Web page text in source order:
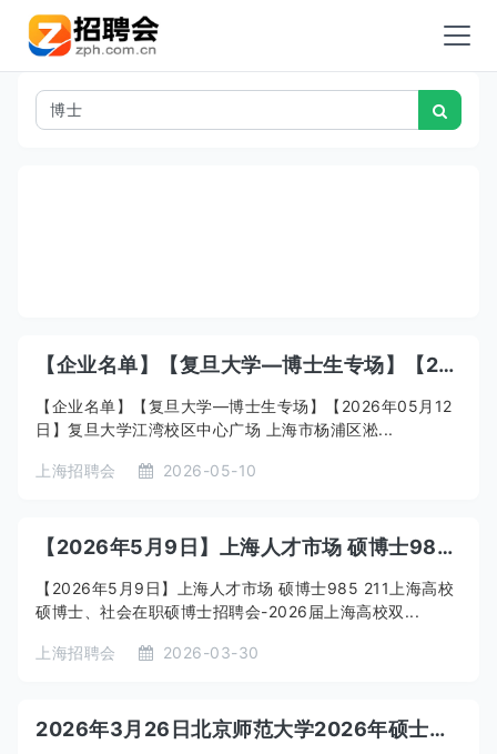
【企业名单】【复旦大学—博士生专场】【2026年05月12日】复旦大学江湾校区中心广场 上海市杨浦区淞沪路 2005 号
【企业名单】【复旦大学—博士生专场】【2026年05月12
日】复旦大学江湾校区中心广场 上海市杨浦区淞...
上海招聘会 2026-05-10
【2026年5月9日】上海人才市场 硕博士985 211上海高校硕博士、社会在职硕博士招聘会-2026届上海高校双选会 海外留学人才专场
【2026年5月9日】上海人才市场 硕博士985 211上海高校
硕博士、社会在职硕博士招聘会-2026届上海高校双...
上海招聘会 2026-03-30
2026年3月26日北京师范大学2026年硕士、博士研究生暨部属师范类毕业生专场招聘会学生邀请函